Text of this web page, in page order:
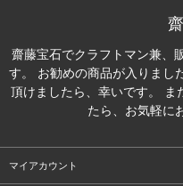
齋藤宝石でクラフトマン兼、
す。 お勧めの商品が入りまし
頂けましたら、幸いです。 ま
たら、お気軽に
マイアカウント